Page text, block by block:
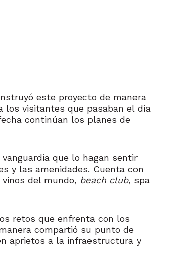
este proyecto de manera
los visitantes que pasaban el día
continúan los planes de
que lo hagan sentir
y las amenidades. Cuenta con
del mundo, beach club, spa
retos que enfrenta con los
compartió su punto de
aprietos a la infraestructura y